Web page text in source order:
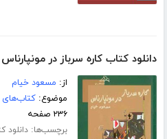
دانلود کتاب کاره سرباز در مونپارناس
از: مسعود خیام
موضوع:کتاب‌های
۲۳۶ صفحه
برچسب‌ها:دانلود